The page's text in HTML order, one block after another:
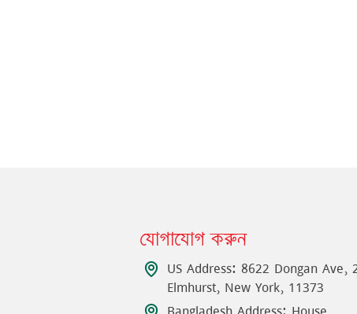
যোগাযোগ করুন
US Address: 8622 Dongan Ave,
Elmhurst, New York, 11373